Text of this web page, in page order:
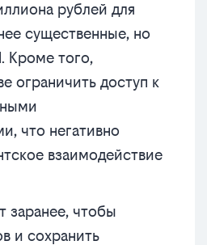
рублей для
существенные, но
Кроме того,
ограничить доступ к
что негативно
взаимодействие
заранее, чтобы
и сохранить